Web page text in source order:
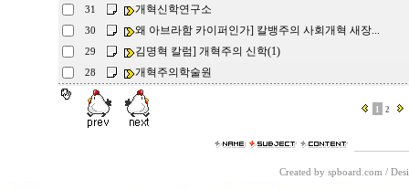
31 개혁신학연구소
30 왜 아브라함 카이퍼인가] 칼뱅주의 사회개혁 새장...
29 김명혁 칼럼] 개혁주의 신학(1)
28 개혁주의학술원
1 2
Created by spboard.com /